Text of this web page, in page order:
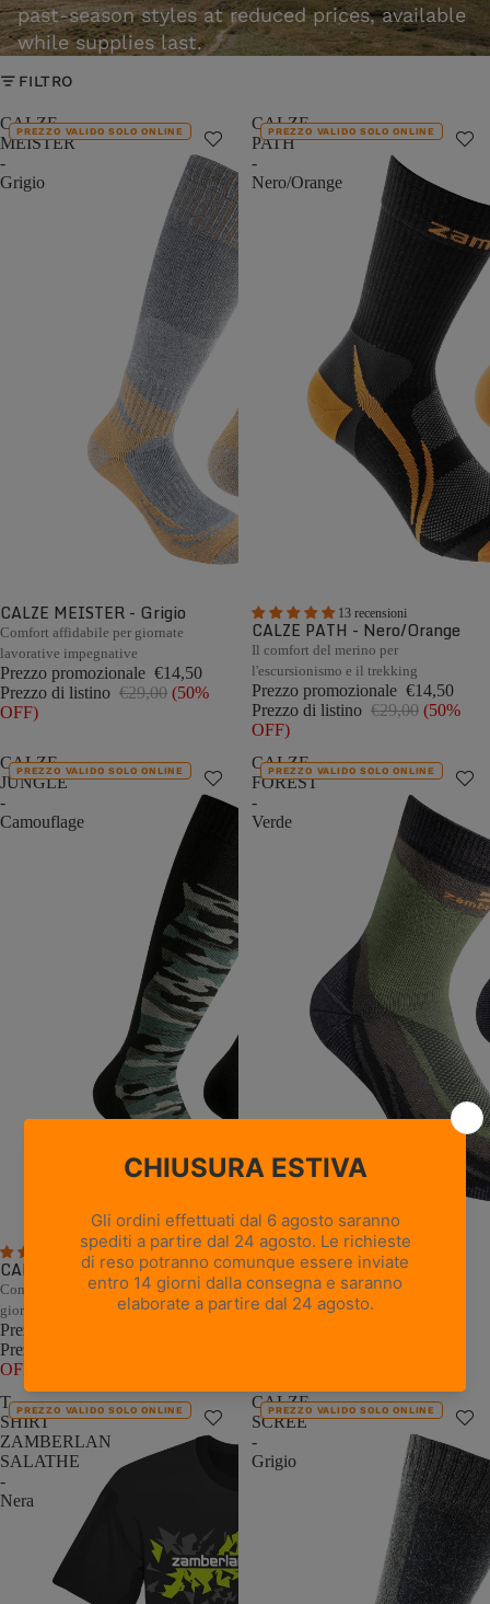
past-season styles at reduced prices, available
while supplies last.
FILTRO
CALZE
MEISTER
-
Grigio
PREZZO VALIDO SOLO ONLINE
CALZE MEISTER - Grigio
Comfort affidabile per giornate
lavorative impegnative
Prezzo promozionale €14,50
Prezzo di listino €29,00 (50%
OFF)
CALZE
PATH
-
Nero/Orange
13 recensioni
PREZZO VALIDO SOLO ONLINE
CALZE PATH - Nero/Orange
Il comfort del merino per
l'escursionismo e il trekking
Prezzo promozionale €14,50
Prezzo di listino €29,00 (50%
OFF)
CALZE
JUNGLE
-
Camouflage
4 recensioni
PREZZO VALIDO SOLO ONLINE
CALZE JUNGLE - Camouflage
Comfort e traspirabilità per lunghe
giornate di caccia
Prezzo promozionale
Prezzo di listino
OFF)
CALZE
FOREST
-
Verde
1 recensione
PREZZO VALIDO SOLO ONLINE
CALZE FOREST - Verde
Comfort e traspirabilità per lunghe
giornate di caccia
T-
SHIRT
ZAMBERLAN
SALATHE
-
Nera
PREZZO VALIDO SOLO ONLINE
CALZE
SCREE
-
Grigio
PREZZO VALIDO SOLO ONLINE